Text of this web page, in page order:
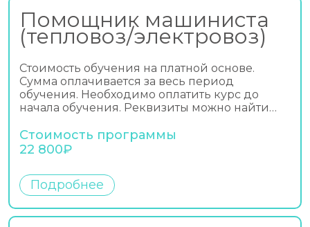
Помощник машиниста
(тепловоз/электровоз)
Стоимость обучения на платной основе.
Сумма оплачивается за весь период
обучения. Необходимо оплатить курс до
начала обучения. Реквизиты можно найти…
Стоимость программы
22 800₽
Подробнее